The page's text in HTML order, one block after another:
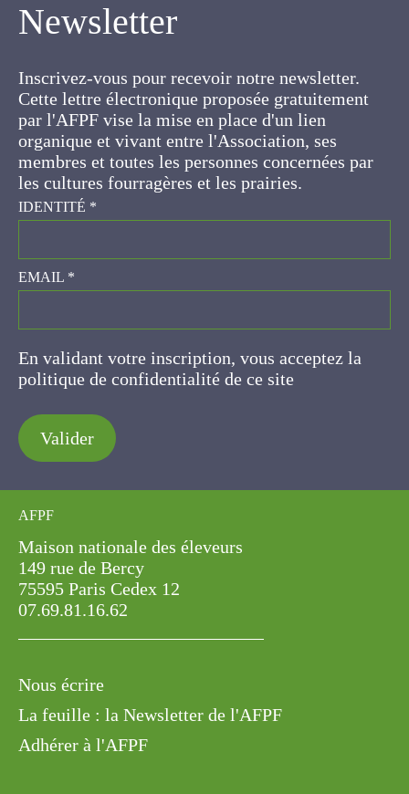
Inscrivez-vous pour recevoir notre newsletter.
gratuitement par l'AFPF vise la mise en place
d'un lien organique et vivant entre l'Association,
ses membres et toutes les personnes
concernées par les cultures fourragères et les
prairies.
IDENTITÉ*
EMAIL*
En validant votre inscription, vous acceptez la
politique de confidentialité de ce site
Valider
AFPF
Maison nationale des éleveurs
149 rue de Bercy
75595 Paris Cedex 12
07.69.81.16.62
La feuille : la Newsletter de l'AFPF
Adhérer à l'AFPF